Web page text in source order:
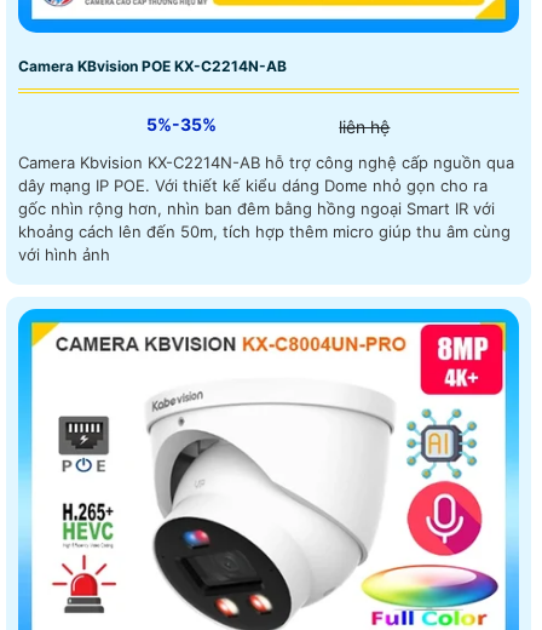
Camera KBvision POE KX-C2214N-AB
5%-35% liên hệ
Camera Kbvision KX-C2214N-AB hỗ trợ công nghệ cấp nguồn qua
dây mạng IP POE. Với thiết kế kiểu dáng Dome nhỏ gọn cho ra
gốc nhìn rộng hơn, nhìn ban đêm bằng hồng ngoại Smart IR với
khoảng cách lên đến 50m, tích hợp thêm micro giúp thu âm cùng
với hình ảnh